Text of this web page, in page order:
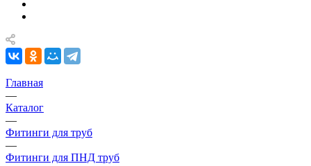
Главная
—
Каталог
—
Фитинги для труб
—
Фитинги для ПНД труб